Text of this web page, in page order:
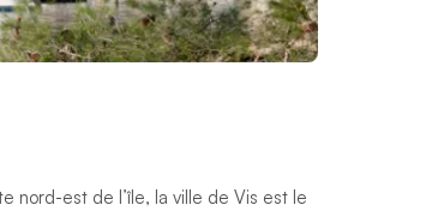
nord-est de l’île, la ville de Vis est le